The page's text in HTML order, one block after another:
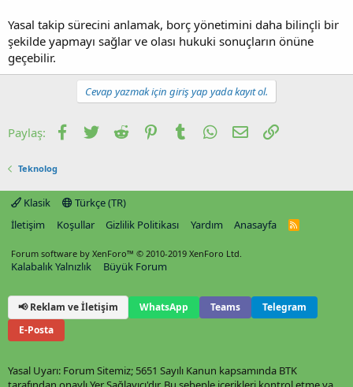
Yasal takip sürecini anlamak, borç yönetimini daha bilinçli bir
şekilde yapmayı sağlar ve olası hukuki sonuçların önüne
geçebilir.
Cevap yazmak için giriş yap yada kayıt ol.
Paylaş: Facebook
TwitterReddit PinterestTumblrWhatsApp
E-postaLink
Teknolog
Klasik
Türkçe (TR)
İletişim
Koşullar Gizlilik Politikası Yardım Anasayfa
R
Forum software by XenForo™ © 2010-2019 XenForo Ltd.
Kalabalık Yalnızlık Büyük Forum
📢 Reklam ve İletişim WhatsApp Teams
Telegram
E-Posta
Yasal Uyarı: Forum Sitemiz; 5651 Sayılı Kanun kapsamında BTK